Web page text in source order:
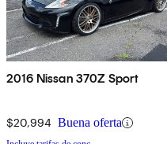
2016 Nissan 370Z Sport
$20,994 Buena oferta